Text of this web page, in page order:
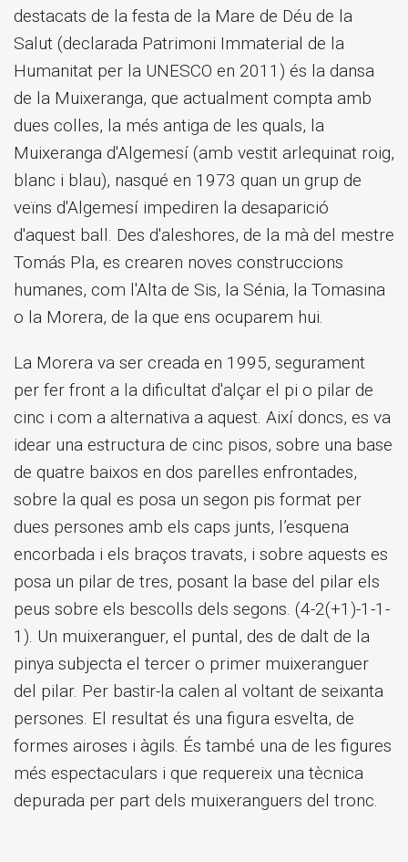
destacats de la festa de la Mare de Déu de la
Salut (declarada Patrimoni Immaterial de la
Humanitat per la UNESCO en 2011) és la dansa
de la Muixeranga, que actualment compta amb
dues colles, la més antiga de les quals, la
Muixeranga d'Algemesí (amb vestit arlequinat roig,
blanc i blau), nasqué en 1973 quan un grup de
veïns d'Algemesí impediren la desaparició
d'aquest ball. Des d'aleshores, de la mà del mestre
Tomás Pla, es crearen noves construccions
humanes, com l'Alta de Sis, la Sénia, la Tomasina
o la Morera, de la que ens ocuparem hui.
La Morera va ser creada en 1995, segurament
per fer front a la dificultat d'alçar el pi o pilar de
cinc i com a alternativa a aquest. Així doncs, es va
idear una estructura de cinc pisos, sobre una base
de quatre baixos en dos parelles enfrontades,
sobre la qual es posa un segon pis format per
dues persones amb els caps junts, l’esquena
encorbada i els braços travats, i sobre aquests es
posa un pilar de tres, posant la base del pilar els
peus sobre els bescolls dels segons. (4-2(+1)-1-1-
1). Un muixeranguer, el puntal, des de dalt de la
pinya subjecta el tercer o primer muixeranguer
del pilar. Per bastir-la calen al voltant de seixanta
persones. El resultat és una figura esvelta, de
formes airoses i àgils. És també una de les figures
més espectaculars i que requereix una tècnica
depurada per part dels muixeranguers del tronc.